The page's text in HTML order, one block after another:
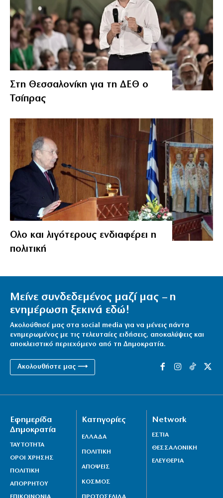
Στη Θεσσαλονίκη για τη ΔΕΘ ο
Τσίπρας
Ολο και λιγότερους ενδιαφέρει η
πολιτική
Μείνε συνδεδεμένος μαζί μας – η
ενημέρωση ξεκινά εδώ!
Ακολούθησέ μας στα social media για να μένεις πάντα
ενημερωμένος με τις τελευταίες ειδήσεις, αποκαλύψεις και
αποκλειστικό περιεχόμενο από τη Δημοκρατία.
Ακολουθήστε μας ⟶
Εφημερίδα
Δημοκρατία
ΤΑΥΤΟΤΗΤΑ
ΟΡΟΙ ΧΡΗΣΗΣ
ΠΟΛΙΤΙΚΗ
ΑΠΟΡΡΗΤΟΥ
Κατηγορίες
ΕΛΛΑΔΑ
ΠΟΛΙΤΙΚΗ
ΑΠΟΨΕΙΣ
ΚΟΣΜΟΣ
Network
ΕΣΤΙΑ
ΘΕΣΣΑΛΟΝΙΚΗ
ΕΛΕΥΘΕΡΙΑ